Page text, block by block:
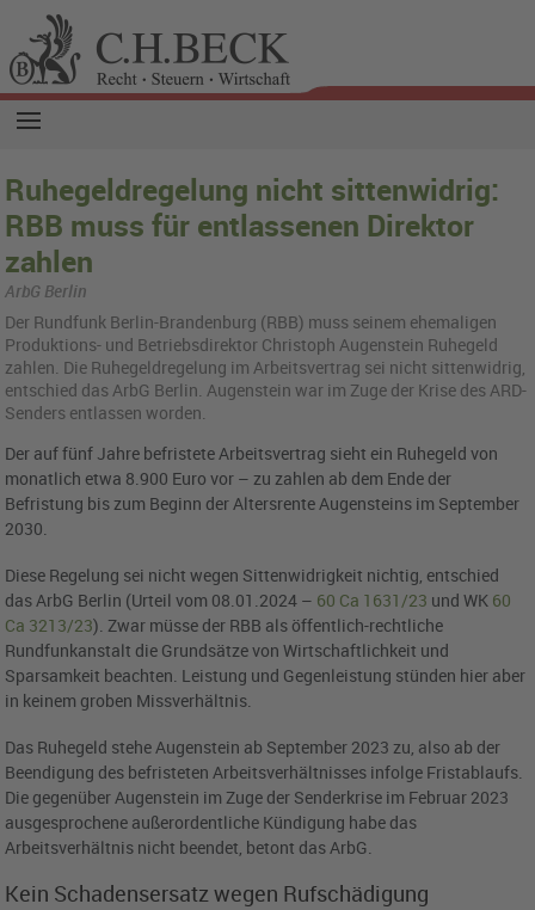
Ruhegeldregelung nicht sittenwidrig:
RBB muss für entlassenen Direktor
zahlen
ArbG Berlin
Der Rund­funk Ber­lin-Bran­den­burg (RBB) muss sei­nem ehe­ma­li­gen
Pro­duk­ti­ons- und Be­triebs­di­rek­tor Chris­toph Au­gen­stein Ru­he­geld
zah­len. Die Ru­he­geld­re­ge­lung im Ar­beits­ver­trag sei nicht sit­ten­wid­rig,
ent­schied das ArbG Ber­lin. Au­gen­stein war im Zuge der Krise des ARD-
Sen­ders ent­las­sen wor­den.
Der auf fünf Jahre befristete Arbeitsvertrag sieht ein Ruhegeld von
monatlich etwa 8.900 Euro vor – zu zahlen ab dem Ende der
Befristung bis zum Beginn der Altersrente Augensteins im September
2030.
Diese Regelung sei nicht wegen Sittenwidrigkeit nichtig, entschied
das ArbG Berlin (Urteil vom 08.01.2024 – 60 Ca 1631/23 und WK 60
Ca 3213/23). Zwar müsse der RBB als öffentlich-rechtliche
Rundfunkanstalt die Grundsätze von Wirtschaftlichkeit und
Sparsamkeit beachten. Leistung und Gegenleistung stünden hier aber
in keinem groben Missverhältnis.
Das Ruhegeld stehe Augenstein ab September 2023 zu, also ab der
Beendigung des befristeten Arbeitsverhältnisses infolge Fristablaufs.
Die gegenüber Augenstein im Zuge der Senderkrise im Februar 2023
ausgesprochene außerordentliche Kündigung habe das
Arbeitsverhältnis nicht beendet, betont das ArbG.
Kein Schadensersatz wegen Rufschädigung